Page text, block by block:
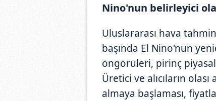
Nino'nun belirleyici
Uluslararası hava
başında El Nino'nun
öngörüleri, pirinç
Üretici ve alıcıların
almaya başlaması,